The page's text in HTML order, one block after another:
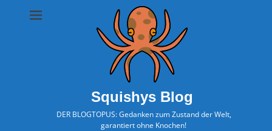
Squishys Blog
DER BLOGTOPUS: Gedanken zum Zustand der Welt,
garantiert ohne Knochen!